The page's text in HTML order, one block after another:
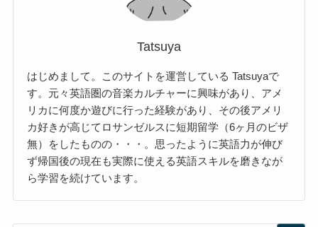
Tatsuya
はじめまして。このサイトを運営している Tatsuyaで
す。元々英語圏の音楽カルチャーに興味があり、アメ
リカに何度か遊びに行った経験があり、その後アメリ
カ好きが高じてロサンゼルスに短期留学（6ヶ月のビザ
無）をしたものの・・・。思ったように英語力が伸び
ず帰国後の現在も実際に使える英語スキルを磨きなが
ら学習を続けています。